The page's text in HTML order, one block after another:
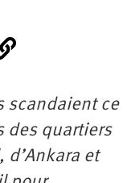
scandaient ce
des quartiers
d’Ankara et